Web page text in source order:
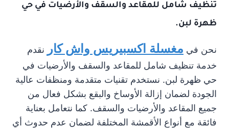
تنظيف شامل للمقاعد والسقف والأرضيات في حي
ظهرة لبن.
نحن في مغسلة اكسبيريس واش كار
نقدم
خدمة تنظيف شامل للمقاعد والسقف والأرضيات في
حي ظهرة لبن. نستخدم تقنيات متقدمة ومنظفات عالية
الجودة لضمان إزالة الأوساخ والبقع بشكل فعال من
جميع المقاعد والأرضيات والسقف. كما نتعامل بعناية
فائقة مع أنواع الأقمشة المختلفة لضمان عدم حدوث أي